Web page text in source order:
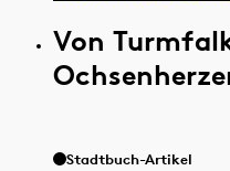
Von
Stadtbuch-Artikel